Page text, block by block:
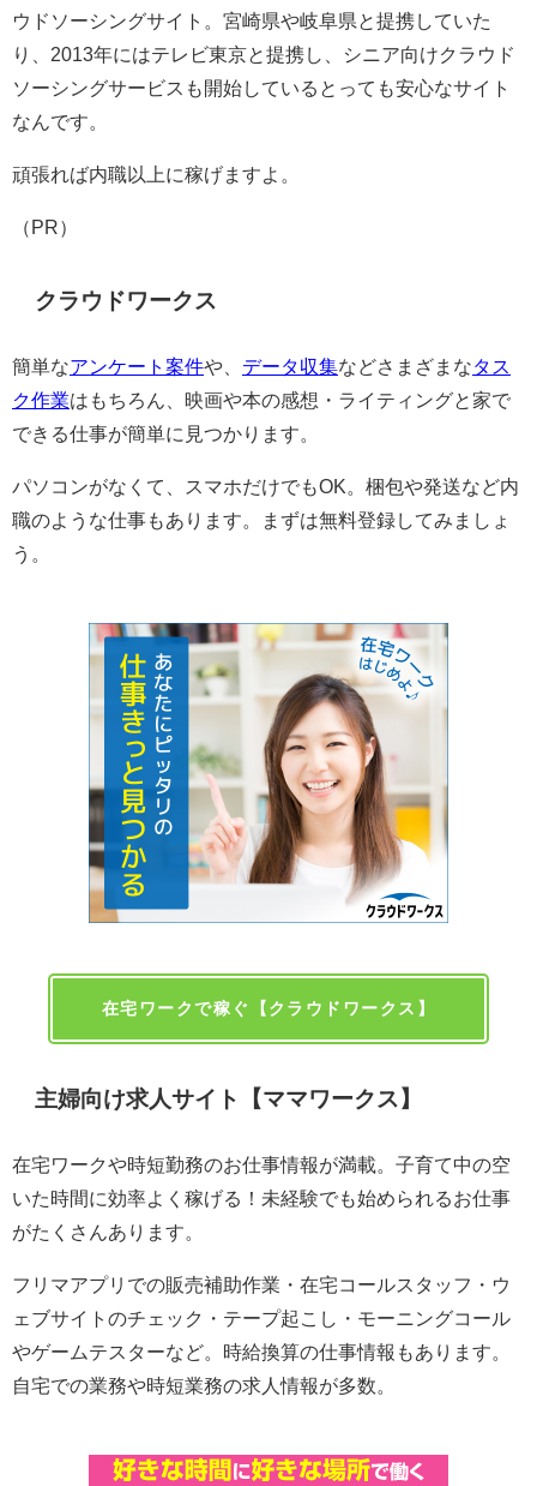
ウドソーシングサイト。宮崎県や岐阜県と提携していた
り、2013年にはテレビ東京と提携し、シニア向けクラウド
ソーシングサービスも開始しているとっても安心なサイト
なんです。
頑張れば内職以上に稼げますよ。
（PR）
クラウドワークス
簡単なアンケート案件や、 データ収集などさまざまなタス
ク作業はもちろん、映画や本の感想・ライティングと家で
できる仕事が簡単に見つかります。
パソコンがなくて、スマホだけでもOK。梱包や発送など内
職のような仕事もあります。まずは無料登録してみましょ
う。
在宅ワークで稼ぐ【クラウドワークス】
主婦向け求人サイト【ママワークス】
在宅ワークや時短勤務のお仕事情報が満載。子育て中の空
いた時間に効率よく稼げる！未経験でも始められるお仕事
がたくさんあります。
フリマアプリでの販売補助作業・在宅コールスタッフ・ウ
ェブサイトのチェック・テープ起こし・モーニングコール
やゲームテスターなど。時給換算の仕事情報もあります。
自宅での業務や時短業務の求人情報が多数。